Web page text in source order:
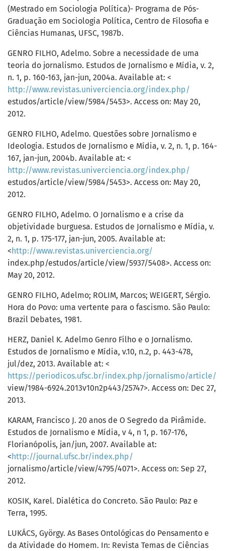
(Mestrado em Sociologia Política)- Programa de Pós-
Graduação em Sociologia Política, Centro de Filosofia e
Ciências Humanas, UFSC, 1987b.
GENRO FILHO, Adelmo. Sobre a necessidade de uma
teoria do jornalismo. Estudos de Jornalismo e Mídia, v. 2,
n. 1, p. 160-163, jan-jun, 2004a. Available at: <
http://www.revistas.univerciencia.org/index.php/
estudos/article/view/5984/5453>. Access on: May 20,
2012.
GENRO FILHO, Adelmo. Questões sobre Jornalismo e
Ideologia. Estudos de Jornalismo e Mídia, v. 2, n. 1, p. 164-
167, jan-jun, 2004b. Available at: <
http://www.revistas.univerciencia.org/index.php/
estudos/article/view/5984/5453>. Access on: May 20,
2012.
GENRO FILHO, Adelmo. O Jornalismo e a crise da
objetividade burguesa. Estudos de Jornalismo e Mídia, v.
2, n. 1, p. 175-177, jan-jun, 2005. Available at:
< http://www.revistas.univerciencia.org/
index.php/estudos/article/view/5937/5408>. Access on:
May 20, 2012.
GENRO FILHO, Adelmo; ROLIM, Marcos; WEIGERT, Sérgio.
Hora do Povo: uma vertente para o fascismo. São Paulo:
Brazil Debates, 1981.
HERZ, Daniel K. Adelmo Genro Filho e o Jornalismo.
Estudos de Jornalismo e Mídia, v.10, n.2, p. 443-478,
jul/dez, 2013. Available at: <
https://periodicos.ufsc.br/index.php/jornalismo/article/
view/1984-6924.2013v10n2p443/25747>. Access on: Dec 27,
2013.
KARAM, Francisco J. 20 anos de O Segredo da Pirâmide.
Estudos de Jornalismo e Mídia, v 4, n 1, p. 167-176,
Florianópolis, jan/jun, 2007. Available at:
< http://journal.ufsc.br/index.php/
jornalismo/article/view/4795/4071>. Access on: Sep 27,
2012.
KOSIK, Karel. Dialética do Concreto. São Paulo: Paz e
Terra, 1995.
LUKÁCS, György. As Bases Ontológicas do Pensamento e
da Atividade do Homem. In: Revista Temas de Ciências